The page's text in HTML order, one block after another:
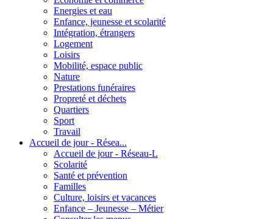
Energies et eau
Enfance, jeunesse et scolarité
Intégration, étrangers
Logement
Loisirs
Mobilité, espace public
Nature
Prestations funéraires
Propreté et déchets
Quartiers
Sport
Travail
Accueil de jour - Résea...
Accueil de jour - Réseau-L
Scolarité
Santé et prévention
Familles
Culture, loisirs et vacances
Enfance – Jeunesse – Métier